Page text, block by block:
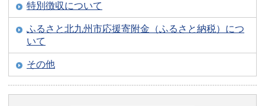
特別徴収について
ふるさと北九州市応援寄附金（ふるさと納税）につ
いて
その他